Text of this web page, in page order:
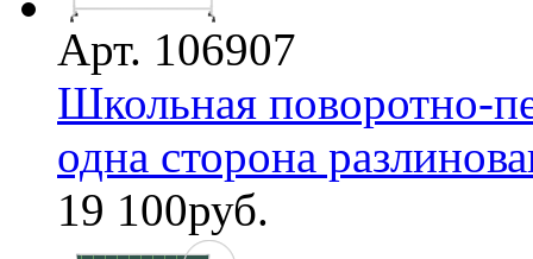
Арт. 106907
Школьная поворотно-
одна сторона
19 100руб.